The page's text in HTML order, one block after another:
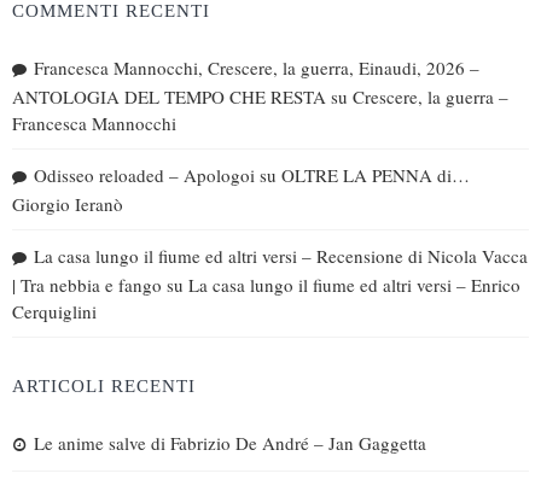
COMMENTI RECENTI
Francesca Mannocchi, Crescere, la guerra, Einaudi, 2026 –
ANTOLOGIA DEL TEMPO CHE RESTA su Crescere, la guerra –
Francesca Mannocchi
Odisseo reloaded – Apologoi su OLTRE LA PENNA di…
Giorgio Ieranò
La casa lungo il fiume ed altri versi – Recensione di Nicola Vacca
| Tra nebbia e fango su La casa lungo il fiume ed altri versi – Enrico
Cerquiglini
ARTICOLI RECENTI
Le anime salve di Fabrizio De André – Jan Gaggetta